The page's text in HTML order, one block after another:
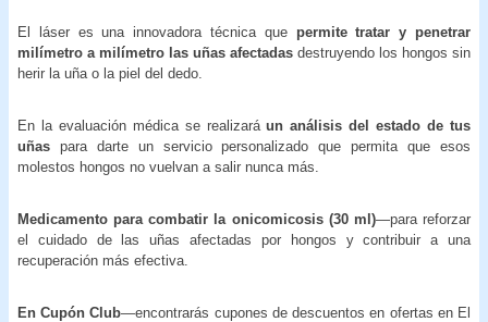
El láser es una innovadora técnica que permite tratar y penetrar
milímetro a milímetro las uñas afectadas destruyendo los hongos sin
herir la uña o la piel del dedo.
En la evaluación médica se realizaráun análisis del estado de tus
uñas para darte un servicio personalizado que permita que esos
molestos hongos no vuelvan a salir nunca más.
Medicamento para combatir la onicomicosis (30 ml)—para reforzar
el cuidado de las uñas afectadas por hongos y contribuir a una
recuperación más efectiva.
En Cupón Club—encontrarás cupones de descuentos en ofertas en El